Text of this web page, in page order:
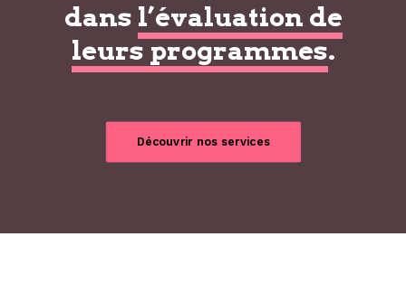
dans l’évaluation de
leurs programmes.
Découvrir nos services